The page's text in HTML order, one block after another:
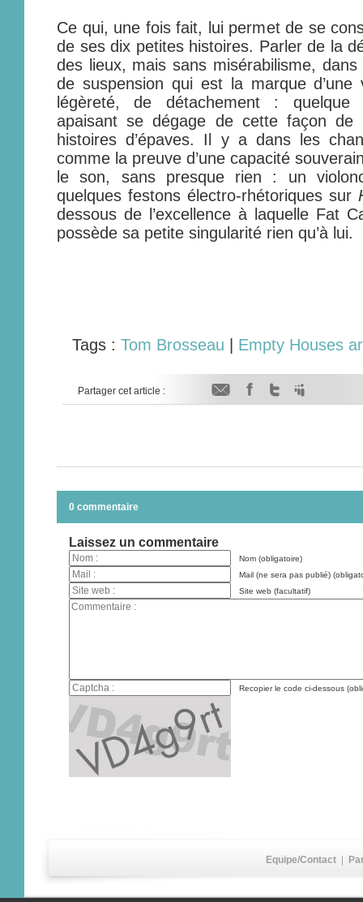
Ce qui, une fois fait, lui permet de se
de ses dix petites histoires. Parler de la
des lieux, mais sans misérabilisme,
de suspension qui est la marque
légèreté, de détachement : quelque
apaisant se dégage de cette façon de
histoires d’épaves. Il y a dans les
comme la preuve d’une capacité
le son, sans presque rien : un
quelques festons électro-rhétoriques sur
dessous de l’excellence à laquelle Fat
possède sa petite singularité rien qu’à lui.
Tags : Tom Brosseau Empty Houses
Partager cet article :
0 commentaire
Laissez un commentaire
Nom (obligatoire)
Mail (ne sera pas publié)
Site web (facultatif)
Recopier le code ci-dessous
Equipe/Contact